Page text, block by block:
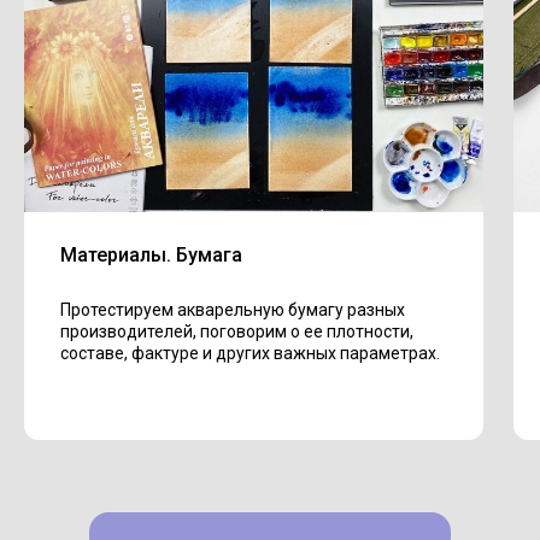
Материалы. Бумага
Протестируем акварельную бумагу разных
производителей, поговорим о ее плотности,
составе, фактуре и других важных параметрах.